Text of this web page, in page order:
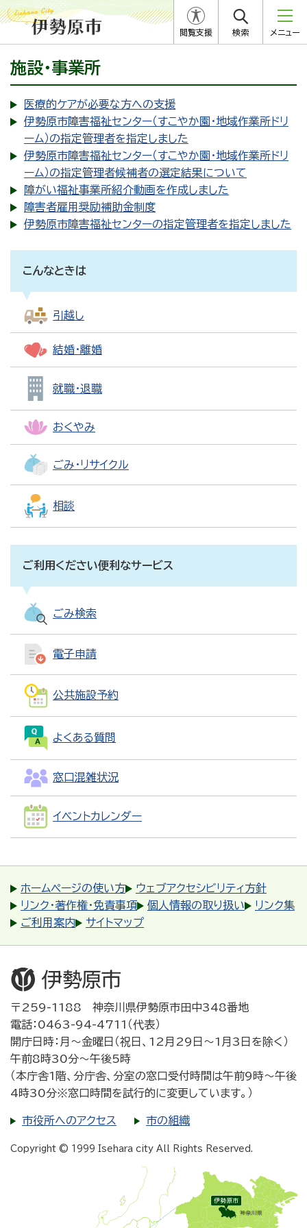
閲覧支援 検索 メニュー
施設・事業所
医療的ケアが必要な方への支援
伊勢原市障害福祉センター（すこやか園・地域作業所ドリ
ーム）の指定管理者を指定しました
伊勢原市障害福祉センター（すこやか園・地域作業所ドリ
ーム）の指定管理者候補者の選定結果について
障がい福祉事業所紹介動画を作成しました
障害者雇用奨励補助金制度
伊勢原市障害福祉センターの指定管理者を指定しました
こんなときは
引越し
結婚・離婚
就職・退職
おくやみ
ごみ・リサイクル
相談
ご利用ください便利なサービス
ごみ検索
電子申請
公共施設予約
よくある質問
窓口混雑状況
イベントカレンダー
ホームページの使い方
ウェブアクセシビリティ方針
リンク・著作権・免責事項
個人情報の取り扱い
リンク集
ご利用案内
サイトマップ
〒259-1188 神奈川県伊勢原市田中348番地
電話：0463-94-4711（代表）
開庁日時：月～金曜日（祝日、12月29日～1月3日を除く）
午前8時30分～午後5時
（本庁舎1階、分庁舎、分室の窓口受付時間は午前9時～午後
4時30分※窓口時間を試行的に変更しています。）
市役所へのアクセス 市の組織
Copyright © 1999 Isehara city All Rights Reserved.